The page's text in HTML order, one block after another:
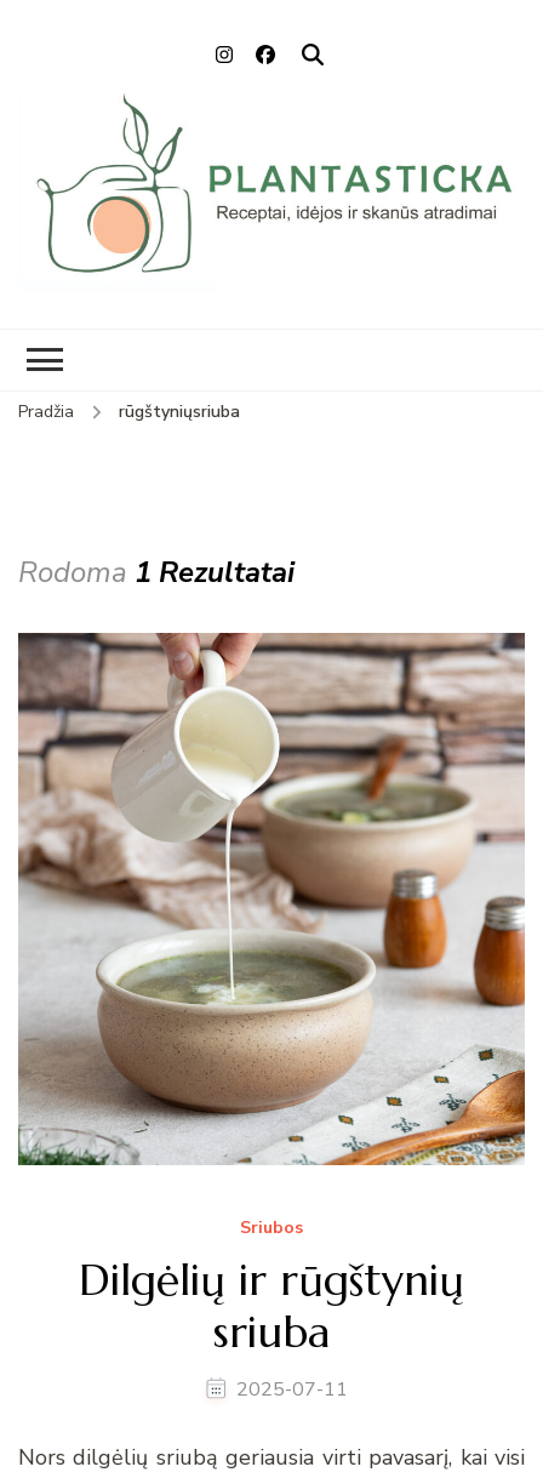
Pradžia rūgštyniųsriuba
Rodoma 1 Rezultatai
Sriubos
Dilgėlių ir rūgštynių
sriuba
2025-07-11
Nors dilgėlių sriubą geriausia virti pavasarį, kai visi